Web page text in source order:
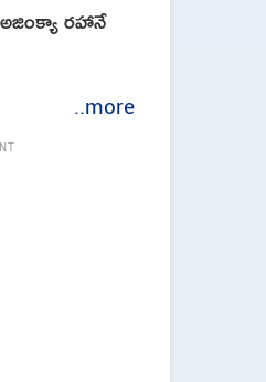
అజింక్యా రహానే
..more